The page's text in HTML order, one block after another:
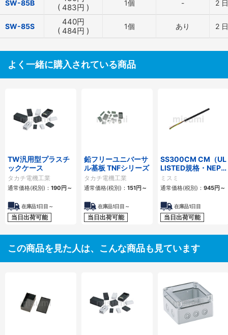
SW-85B
( 483円 ) 1個 - 2
SW-85S 440円
( 484円 ) 1個 あり 2
よく一緒に購入されている商品
TW汎用型プラスチ
ックケース
タカチ電機工業
通常価格(税別)： 190 円 ～
在庫品1日目～
当日出荷可能
鉛フリーユニバーサ
ル基板 TNFシリーズ
タカチ電機工業
通常価格(税別)： 151円 ～
在庫品1日目～
当日出荷可能
SS300CM CM（UL
LISTED規格・NEPA
対応） 細径
ミスミ
通常価格(税別)： 945円 ～
在庫品1日目
当日出荷可能
この商品を見た人は、こんな商品も見ています